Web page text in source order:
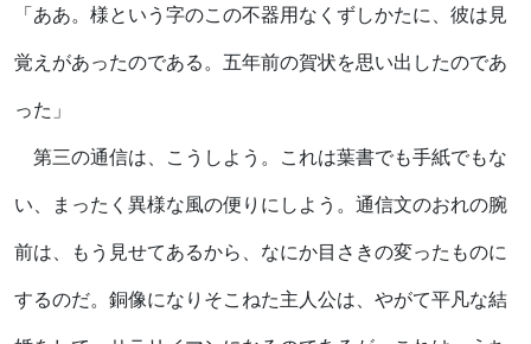
「ああ。様という字のこの不器用なくずしかたに、彼は見
覚えがあったのである。五年前の賀状を思い出したのであ
った」
第三の通信は、こうしよう。これは葉書でも手紙でもな
い、まったく異様な風の便りにしよう。通信文のおれの腕
前は、もう見せてあるから、なにか目さきの変ったものに
するのだ。銅像になりそこねた主人公は、やがて平凡な結